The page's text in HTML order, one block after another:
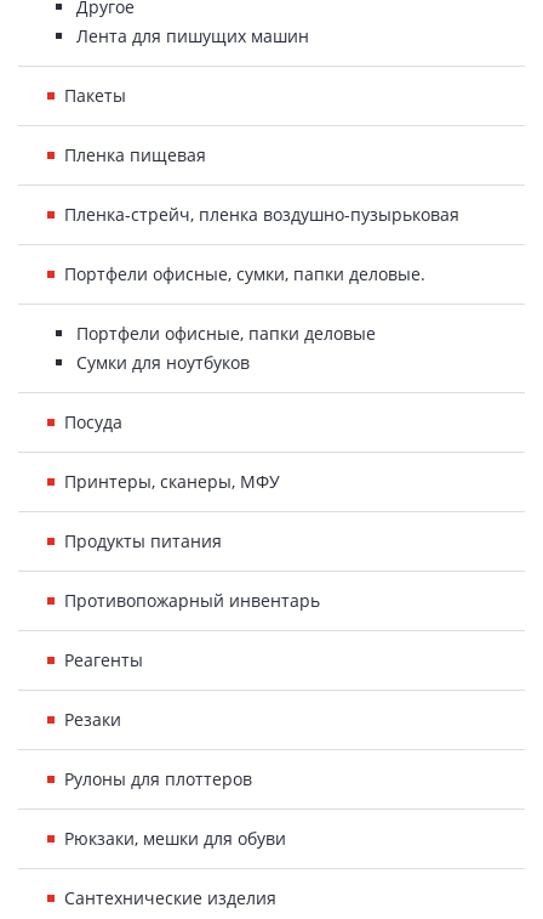
Другое
Лента для пишущих машин
Пакеты
Пленка пищевая
Пленка-стрейч, пленка воздушно-пузырьковая
Портфели офисные, сумки, папки деловые.
Портфели офисные, папки деловые
Сумки для ноутбуков
Посуда
Принтеры, сканеры, МФУ
Продукты питания
Противопожарный инвентарь
Реагенты
Резаки
Рулоны для плоттеров
Рюкзаки, мешки для обуви
Сантехнические изделия